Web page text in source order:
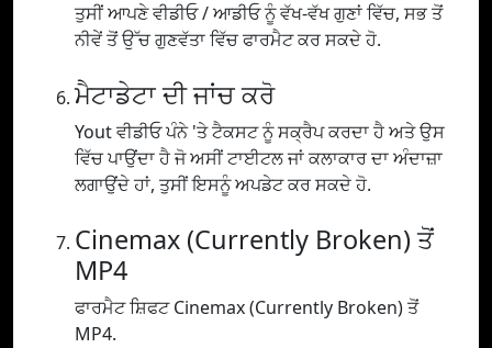
ਤੁਸੀਂ ਆਪਣੇ ਵੀਡੀਓ / ਆਡੀਓ ਨੂੰ ਵੱਖ-ਵੱਖ ਗੁਣਾਂ ਵਿੱਚ, ਸਭ ਤੋਂ
ਨੀਵੇਂ ਤੋਂ ਉੱਚ ਗੁਣਵੱਤਾ ਵਿੱਚ ਫਾਰਮੈਟ ਕਰ ਸਕਦੇ ਹੋ.
ਮੈਟਾਡੇਟਾ ਦੀ ਜਾਂਚ ਕਰੋ
Yout ਵੀਡੀਓ ਪੰਨੇ 'ਤੇ ਟੈਕਸਟ ਨੂੰ ਸਕ੍ਰੈਪ ਕਰਦਾ ਹੈ ਅਤੇ ਉਸ
ਵਿੱਚ ਪਾਉਂਦਾ ਹੈ ਜੋ ਅਸੀਂ ਟਾਈਟਲ ਜਾਂ ਕਲਾਕਾਰ ਦਾ ਅੰਦਾਜ਼ਾ
ਲਗਾਉਂਦੇ ਹਾਂ, ਤੁਸੀਂ ਇਸਨੂੰ ਅਪਡੇਟ ਕਰ ਸਕਦੇ ਹੋ.
Cinemax (Currently Broken) ਤੋਂ
MP4
ਫਾਰਮੈਟ ਸ਼ਿਫਟ Cinemax (Currently Broken) ਤੋਂ
MP4.